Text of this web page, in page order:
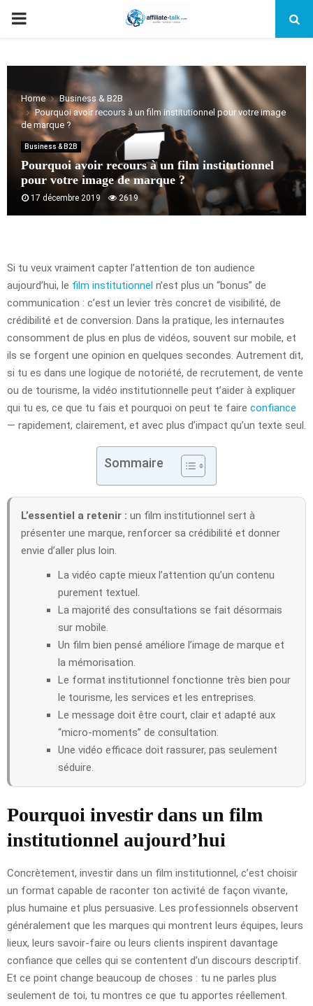
PRIMARY
Home
Business & B2B
Pourquoi avoir recours à un film institutionnel pour votre image
de marque ?
Business & B2B
Pourquoi avoir recours à un film institutionnel
pour votre image de marque ?
17 décembre 2019 2619
Si tu veux vraiment capter l’attention de ton audience
aujourd’hui, le film institutionnel n’est plus un “bonus” de
communication : c’est un levier très concret de visibilité, de
crédibilité et de conversion. Dans la pratique, les internautes
consomment de plus en plus de vidéos, souvent sur mobile, et
ils se forgent une opinion en quelques secondes. Autrement dit,
si tu es dans une logique de notoriété, de recrutement, de vente
ou de tourisme, la vidéo institutionnelle peut t’aider à expliquer
qui tu es, ce que tu fais et pourquoi on peut te faire confiance
— rapidement, clairement, et avec plus d’impact qu’un texte seul.
Sommaire
L’essentiel a retenir : un film institutionnel sert à
présenter une marque, renforcer sa crédibilité et donner
envie d’aller plus loin.
La vidéo capte mieux l’attention qu’un contenu
purement textuel.
La majorité des consultations se fait désormais
sur mobile.
Un film bien pensé améliore l’image de marque et
la mémorisation.
Le format institutionnel fonctionne très bien pour
le tourisme, les services et les entreprises.
Le message doit être court, clair et adapté aux
“micro-moments” de consultation.
Une vidéo efficace doit rassurer, pas seulement
séduire.
Pourquoi investir dans un film
institutionnel aujourd’hui
Concrètement, investir dans un film institutionnel, c’est choisir
un format capable de raconter ton activité de façon vivante,
plus humaine et plus persuasive. Les professionnels observent
généralement que les marques qui montrent leurs équipes, leurs
lieux, leurs savoir-faire ou leurs clients inspirent davantage
confiance que celles qui se contentent d’un discours descriptif.
Et ce point change beaucoup de choses : tu ne parles plus
seulement de toi, tu montres ce que tu apportes réellement.